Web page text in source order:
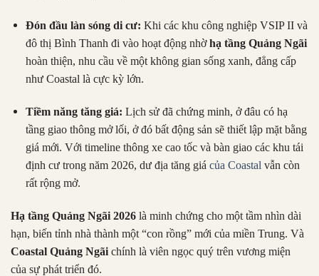
Đón đầu làn sóng di cư: Khi các khu công nghiệp VSIP II và
đô thị Bình Thanh đi vào hoạt động nhờhạ tầng Quảng Ngãi
hoàn thiện, nhu cầu về một không gian sống xanh, đẳng cấp
như Coastal là cực kỳ lớn.
Tiềm năng tăng giá: Lịch sử đã chứng minh, ở đâu có hạ
tầng giao thông mở lối, ở đó bất động sản sẽ thiết lập mặt bằng
giá mới. Với timeline thông xe cao tốc và bàn giao các khu tái
định cư trong năm 2026, dư địa tăng giá của Coastal vẫn còn
rất rộng mở.
Hạ tầng Quảng Ngãi 2026 là minh chứng cho một tầm nhìn dài
hạn, biến tỉnh nhà thành một “con rồng” mới của miền Trung. Và
Coastal Quảng Ngãi chính là viên ngọc quý trên vương miện
của sự phát triển đó.